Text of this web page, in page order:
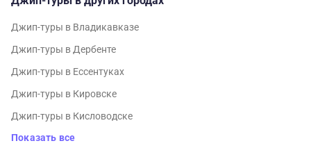
Джип-туры в Владикавказе
Джип-туры в Дербенте
Джип-туры в Ессентуках
Джип-туры в Кировске
Джип-туры в Кисловодске
Показать все